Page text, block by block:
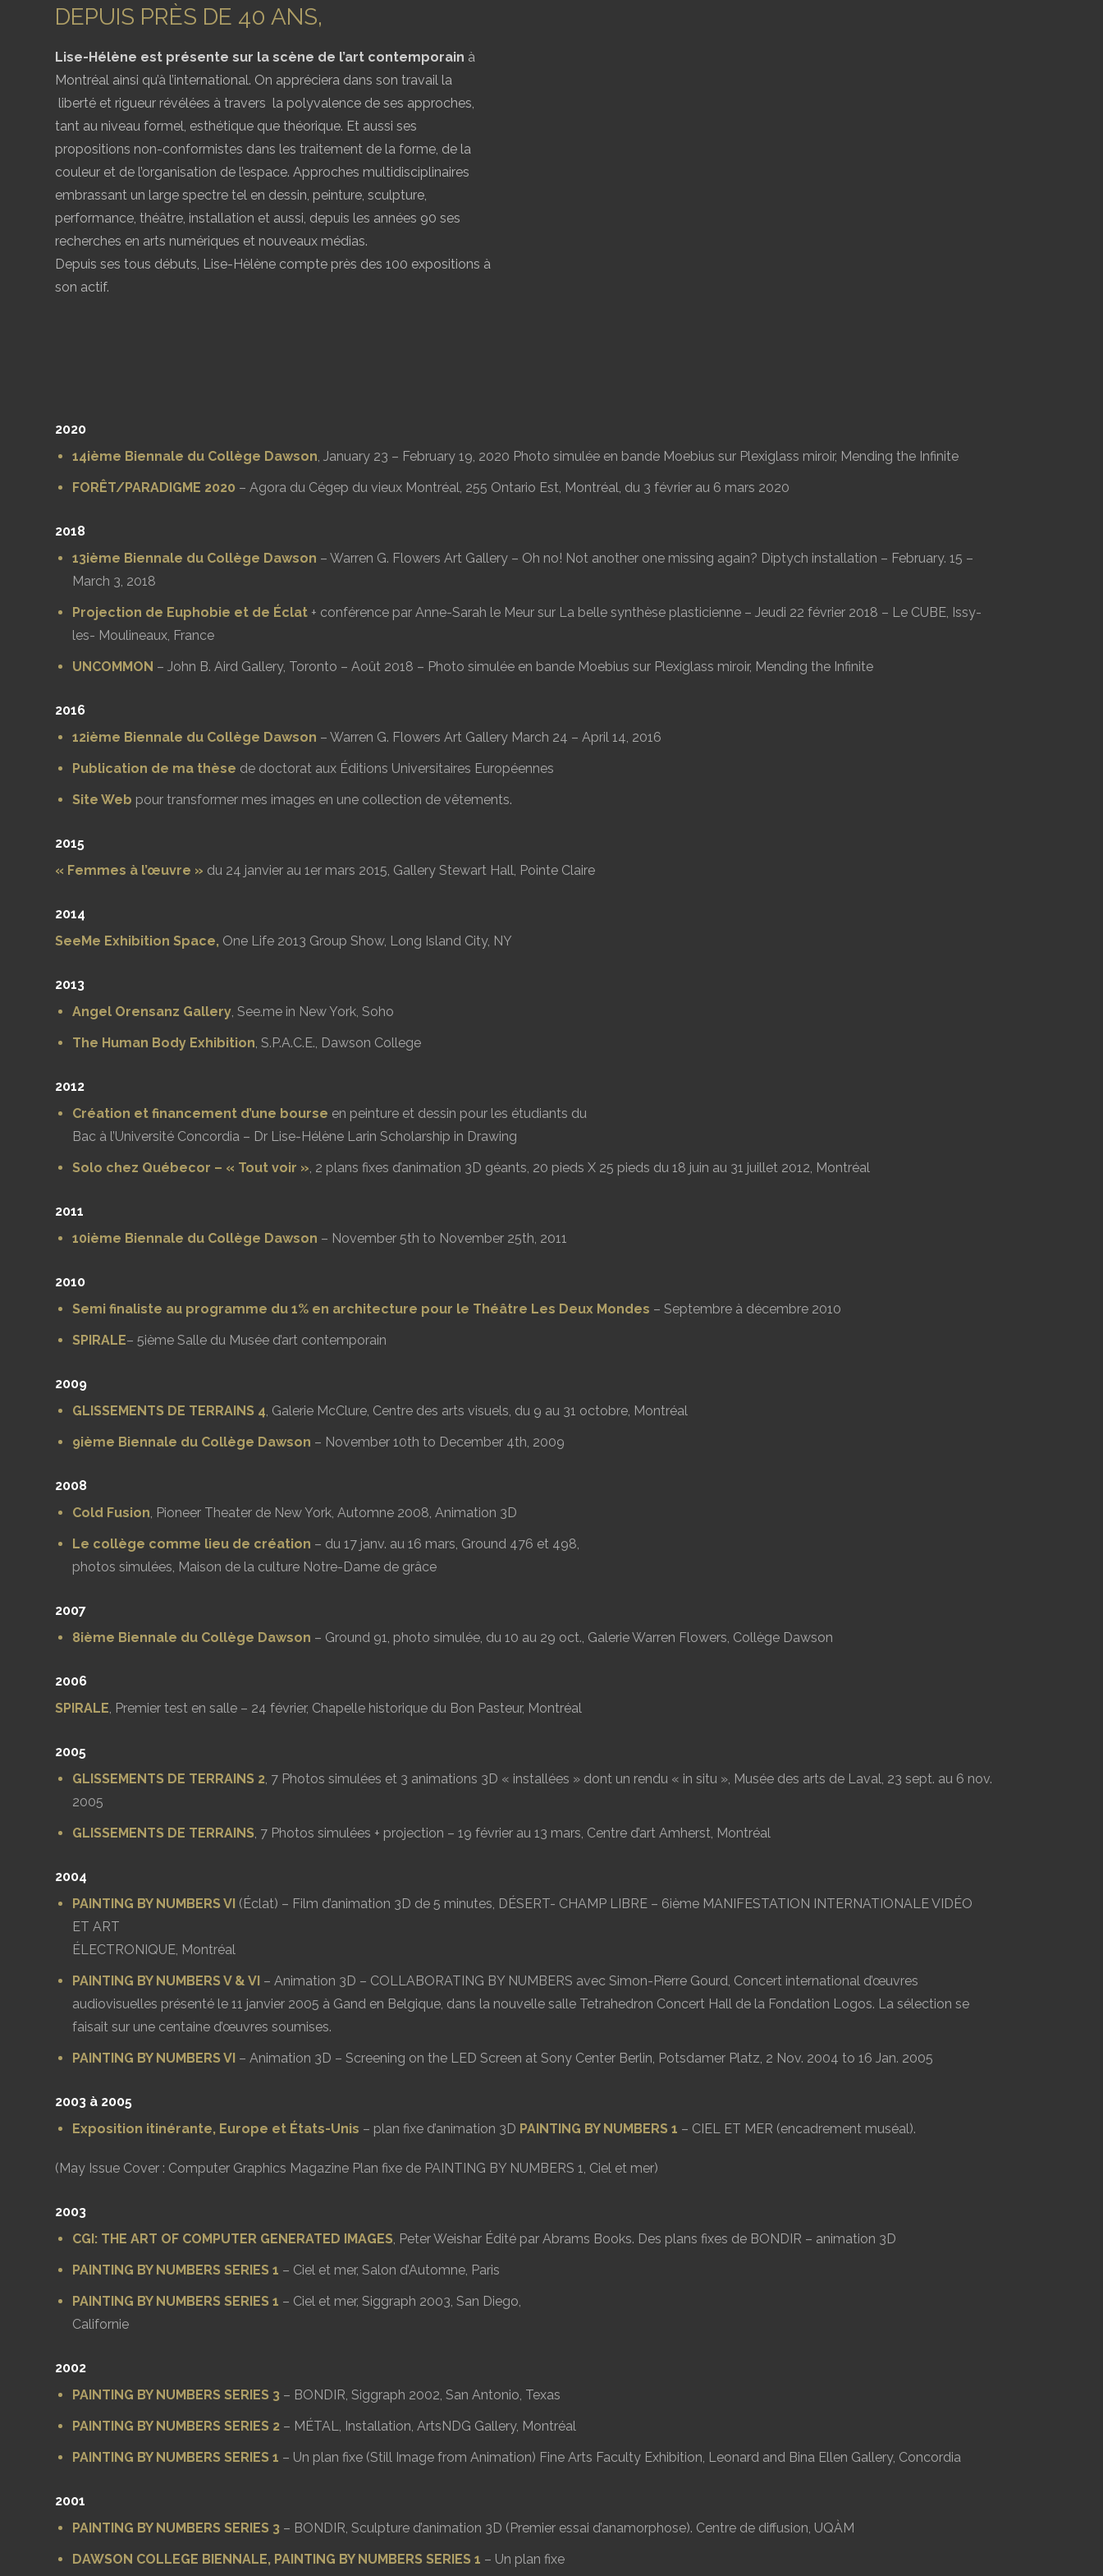
DEPUIS PRÈS DE 40 ANS,
Lise-Hélène est présente sur la scène de l’art contemporain à
Montréal ainsi qu’à l’international. On appréciera dans son travail la
liberté et rigueur révélées à travers la polyvalence de ses approches,
tant au niveau formel, esthétique que théorique. Et aussi ses
propositions non-conformistes dans les traitement de la forme, de la
couleur et de l’organisation de l’espace. Approches multidisciplinaires
embrassant un large spectre tel en dessin, peinture, sculpture,
performance, théâtre, installation et aussi, depuis les années 90 ses
recherches en arts numériques et nouveaux médias.
Depuis ses tous débuts, Lise-Hèlène compte près des 100 expositions à
son actif.
2020
14ième Biennale du Collège Dawson, January 23 – February 19, 2020 Photo simulée en bande Moebius sur Plexiglass miroir, Mending the Infinite
FORÊT/PARADIGME 2020 – Agora du Cégep du vieux Montréal, 255 Ontario Est, Montréal, du 3 février au 6 mars 2020
2018
13ième Biennale du Collège Dawson – Warren G. Flowers Art Gallery – Oh no! Not another one missing again? Diptych installation – February. 15 –
March 3, 2018
Projection de Euphobie et de Éclat+ conférence par Anne-Sarah le Meur sur La belle synthèse plasticienne – Jeudi 22 février 2018 – Le CUBE, Issy-
les- Moulineaux, France
UNCOMMON – John B. Aird Gallery, Toronto – Août 2018 – Photo simulée en bande Moebius sur Plexiglass miroir, Mending the Infinite
2016
12ième Biennale du Collège Dawson – Warren G. Flowers Art Gallery March 24 – April 14, 2016
Publication de ma thèse de doctorat aux Éditions Universitaires Européennes
Site Web pour transformer mes images en une collection de vêtements.
2015
« Femmes à l’œuvre » du 24 janvier au 1er mars 2015, Gallery Stewart Hall, Pointe Claire
2014
SeeMe Exhibition Space, One Life 2013 Group Show, Long Island City, NY
2013
Angel Orensanz Gallery, See.me in New York, Soho
The Human Body Exhibition, S.P.A.C.E., Dawson College
2012
Création et financement d’une bourse en peinture et dessin pour les étudiants du
Bac à l’Université Concordia – Dr Lise-Hélène Larin Scholarship in Drawing
Solo chez Québecor – « Tout voir », 2 plans fixes d’animation 3D géants, 20 pieds X 25 pieds du 18 juin au 31 juillet 2012, Montréal
2011
10ième Biennale du Collège Dawson – November 5th to November 25th, 2011
2010
Semi finaliste au programme du 1% en architecture pour le Théâtre Les Deux Mondes – Septembre à décembre 2010
SPIRALE– 5ième Salle du Musée d’art contemporain
2009
GLISSEMENTS DE TERRAINS 4, Galerie McClure, Centre des arts visuels, du 9 au 31 octobre, Montréal
9ième Biennale du Collège Dawson – November 10th to December 4th, 2009
2008
Cold Fusion, Pioneer Theater de New York, Automne 2008, Animation 3D
Le collège comme lieu de création – du 17 janv. au 16 mars, Ground 476 et 498,
photos simulées, Maison de la culture Notre-Dame de grâce
2007
8ième Biennale du Collège Dawson – Ground 91, photo simulée, du 10 au 29 oct., Galerie Warren Flowers, Collège Dawson
2006
SPIRALE, Premier test en salle – 24 février, Chapelle historique du Bon Pasteur, Montréal
2005
GLISSEMENTS DE TERRAINS 2, 7 Photos simulées et 3 animations 3D « installées » dont un rendu « in situ », Musée des arts de Laval, 23 sept. au 6 nov.
2005
GLISSEMENTS DE TERRAINS, 7 Photos simulées + projection – 19 février au 13 mars, Centre d’art Amherst, Montréal
2004
PAINTING BY NUMBERS VI (Éclat) – Film d’animation 3D de 5 minutes, DÉSERT- CHAMP LIBRE – 6ième MANIFESTATION INTERNATIONALE VIDÉO
ET ART
ÉLECTRONIQUE, Montréal
PAINTING BY NUMBERS V & VI – Animation 3D – COLLABORATING BY NUMBERS avec Simon-Pierre Gourd, Concert international d’œuvres
audiovisuelles présenté le 11 janvier 2005 à Gand en Belgique, dans la nouvelle salle Tetrahedron Concert Hall de la Fondation Logos. La sélection se
faisait sur une centaine d’œuvres soumises.
PAINTING BY NUMBERS VI – Animation 3D – Screening on the LED Screen at Sony Center Berlin, Potsdamer Platz, 2 Nov. 2004 to 16 Jan. 2005
2003 à 2005
Exposition itinérante, Europe et États-Unis – plan fixe d’animation 3D PAINTING BY NUMBERS 1 – CIEL ET MER (encadrement muséal).
(May Issue Cover : Computer Graphics Magazine Plan fixe de PAINTING BY NUMBERS 1, Ciel et mer)
2003
CGI: THE ART OF COMPUTER GENERATED IMAGES, Peter Weishar Édité par Abrams Books. Des plans fixes de BONDIR – animation 3D
PAINTING BY NUMBERS SERIES 1 – Ciel et mer, Salon d’Automne, Paris
PAINTING BY NUMBERS SERIES 1 – Ciel et mer, Siggraph 2003, San Diego,
Californie
2002
PAINTING BY NUMBERS SERIES 3 – BONDIR, Siggraph 2002, San Antonio, Texas
PAINTING BY NUMBERS SERIES 2 – MÉTAL, Installation, ArtsNDG Gallery, Montréal
PAINTING BY NUMBERS SERIES 1 – Un plan fixe (Still Image from Animation) Fine Arts Faculty Exhibition, Leonard and Bina Ellen Gallery, Concordia
2001
PAINTING BY NUMBERS SERIES 3 – BONDIR, Sculpture d’animation 3D (Premier essai d’anamorphose). Centre de diffusion, UQÀM
DAWSON COLLEGE BIENNALE, PAINTING BY NUMBERS SERIES 1 – Un plan fixe